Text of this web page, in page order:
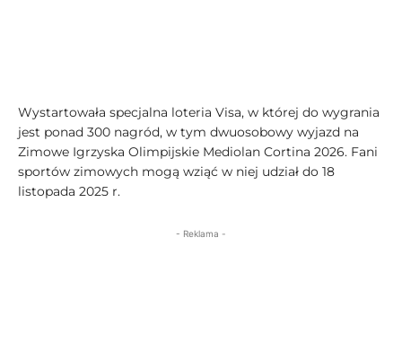
Wystartowała specjalna loteria Visa, w której do wygrania
jest ponad 300 nagród, w tym dwuosobowy wyjazd na
Zimowe Igrzyska Olimpijskie Mediolan Cortina 2026. Fani
sportów zimowych mogą wziąć w niej udział do 18
listopada 2025 r.
- Reklama -